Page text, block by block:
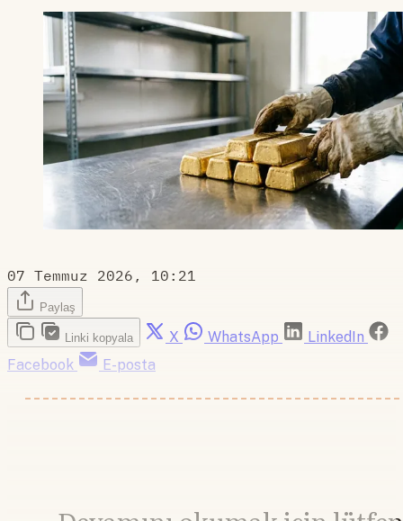
07 Temmuz 2026, 10:21
Paylaş
Linki kopyala X WhatsApp
LinkedIn
Facebook
E-posta